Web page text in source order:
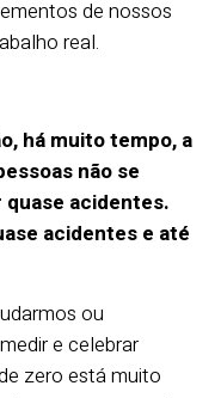
de nossos
real.
há muito tempo, a
não se
acidentes.
acidentes e até
ou
e celebrar
zero está muito